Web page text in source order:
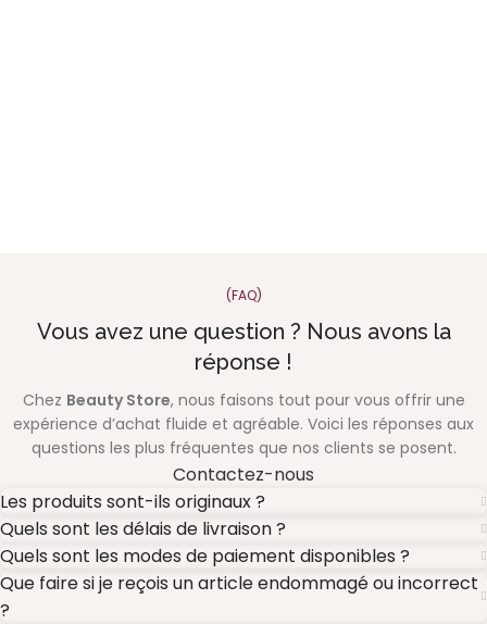
(FAQ)
Vous avez une question ? Nous avons la
réponse !
Chez Beauty Store, nous faisons tout pour vous offrir une
expérience d’achat fluide et agréable. Voici les réponses aux
questions les plus fréquentes que nos clients se posent.
Contactez-nous
Les produits sont-ils originaux ?
Quels sont les délais de livraison ?
Quels sont les modes de paiement disponibles ?
Que faire si je reçois un article endommagé ou incorrect
?